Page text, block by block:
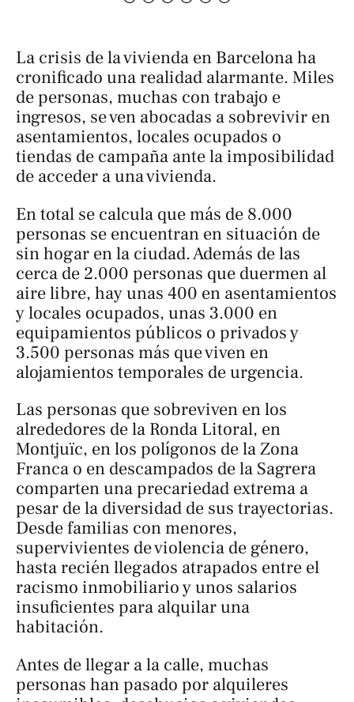
La crisis de la vivienda en Barcelona ha
cronificado una realidad alarmante. Miles
de personas, muchas con trabajo e
ingresos, se ven abocadas a sobrevivir en
asentamientos, locales ocupados o
tiendas de campaña ante la imposibilidad
de acceder a una vivienda.
En total se calcula que más de 8.000
personas se encuentran en situación de
sin hogar en la ciudad. Además de las
cerca de 2.000 personas que duermen al
aire libre, hay unas 400 en asentamientos
y locales ocupados, unas 3.000 en
equipamientos públicos o privados y
3.500 personas más que viven en
alojamientos temporales de urgencia.
Las personas que sobreviven en los
alrededores de la Ronda Litoral, en
Montjuïc, en los polígonos de la Zona
Franca o en descampados de la Sagrera
comparten una precariedad extrema a
pesar de la diversidad de sus trayectorias.
Desde familias con menores,
supervivientes de violencia de género,
hasta recién llegados atrapados entre el
racismo inmobiliario y unos salarios
insuficientes para alquilar una
habitación.
Antes de llegar a la calle, muchas
personas han pasado por alquileres